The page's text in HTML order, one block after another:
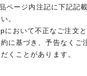
ページ内注記に下記記載
。
おいて不正なご注文
に基づき、予告なくご
くことがあります。